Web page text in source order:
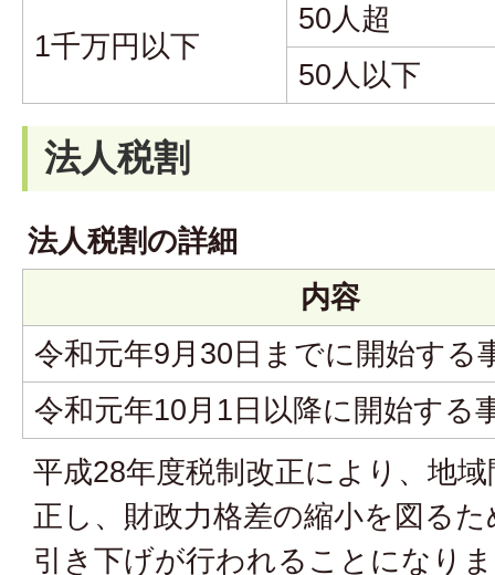
1千万円以下
50人超
50人以下
法人税割
法人税割の詳細
内容
令和元年9月30日までに開始する
令和元年10月1日以降に開始する
平成28年度税制改正により、地
正し、財政力格差の縮小を図る
引き下げが行われることになり